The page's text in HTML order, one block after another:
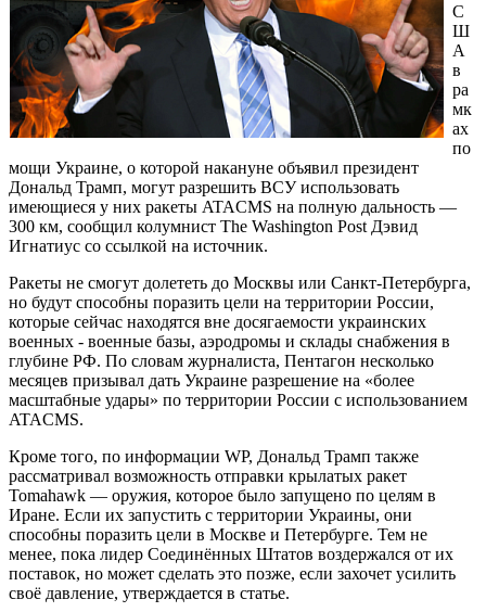
С
Ш
А
в
ра
мк
ах
по
мощи Украине, о которой накануне объявил президент
Дональд Трамп, могут разрешить ВСУ использовать
имеющиеся у них ракеты ATACMS на полную дальность —
300 км, сообщил колумнист The Washington Post Дэвид
Игнатиус со ссылкой на источник.
Ракеты не смогут долететь до Москвы или Санкт-Петербурга,
но будут способны поразить цели на территории России,
которые сейчас находятся вне досягаемости украинских
военных - военные базы, аэродромы и склады снабжения в
глубине РФ. По словам журналиста, Пентагон несколько
месяцев призывал дать Украине разрешение на «более
масштабные удары» по территории России с использованием
ATACMS.
Кроме того, по информации WP, Дональд Трамп также
рассматривал возможность отправки крылатых ракет
Tomahawk — оружия, которое было запущено по целям в
Иране. Если их запустить с территории Украины, они
способны поразить цели в Москве и Петербурге. Тем не
менее, пока лидер Соединённых Штатов воздержался от их
поставок, но может сделать это позже, если захочет усилить
своё давление, утверждается в статье.